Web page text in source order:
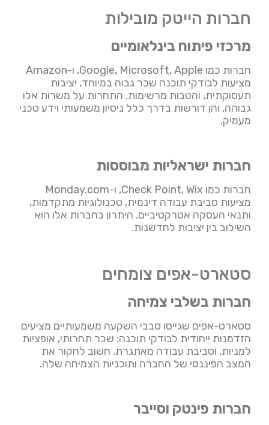
חברות הייטק מובילות
מרכזי פיתוח בינלאומיים
חברות כמו Google, Microsoft, Apple, ו-Amazon
מציעות לבודקי תוכנה שכר גבוה במיוחד, יציבות
תעסוקתית, והטבות מרשימות. התחרות על משרות אלו
גבוהה, והן דורשות בדרך כלל ניסיון משמעותי וידע טכני
מעמיק.
חברות ישראליות מבוססות
חברות כמו Check Point, Wix, ו-Monday.com
מציעות סביבת עבודה דינמית, טכנולוגיות מתקדמות,
ותנאי העסקה אטרקטיביים. היתרון בחברות אלו הוא
השילוב בין יציבות לחדשנות.
סטארט-אפים צומחים
חברות בשלבי צמיחה
סטארט-אפים שגייסו סבבי השקעה משמעותיים מציעים
הזדמנות ייחודית לבודקי תוכנה: שכר תחרותי, אופציות
למניות, וסביבת עבודה מאתגרת. חשוב לחקור את
המצב הפיננסי של החברה ותוכניות הצמיחה שלה.
חברות פינטק וסייבר